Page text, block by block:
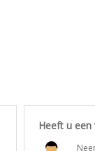
Heeft u een